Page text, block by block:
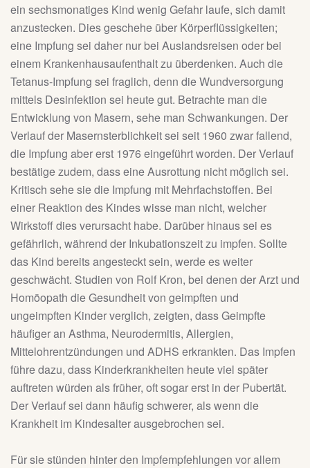
ein sechsmonatiges Kind wenig Gefahr laufe, sich damit
anzustecken. Dies geschehe über Körperflüssigkeiten;
eine Impfung sei daher nur bei Auslandsreisen oder bei
einem Krankenhausaufenthalt zu überdenken. Auch die
Tetanus-Impfung sei fraglich, denn die Wundversorgung
mittels Desinfektion sei heute gut. Betrachte man die
Entwicklung von Masern, sehe man Schwankungen. Der
Verlauf der Masernsterblichkeit sei seit 1960 zwar fallend,
die Impfung aber erst 1976 eingeführt worden. Der Verlauf
bestätige zudem, dass eine Ausrottung nicht möglich sei.
Kritisch sehe sie die Impfung mit Mehrfachstoffen. Bei
einer Reaktion des Kindes wisse man nicht, welcher
Wirkstoff dies verursacht habe. Darüber hinaus sei es
gefährlich, während der Inkubationszeit zu impfen. Sollte
das Kind bereits angesteckt sein, werde es weiter
geschwächt. Studien von Rolf Kron, bei denen der Arzt und
Homöopath die Gesundheit von geimpften und
ungeimpften Kinder verglich, zeigten, dass Geimpfte
häufiger an Asthma, Neurodermitis, Allergien,
Mittelohrentzündungen und ADHS erkrankten. Das Impfen
führe dazu, dass Kinderkrankheiten heute viel später
auftreten würden als früher, oft sogar erst in der Pubertät.
Der Verlauf sei dann häufig schwerer, als wenn die
Krankheit im Kindesalter ausgebrochen sei.
Für sie stünden hinter den Impfempfehlungen vor allem